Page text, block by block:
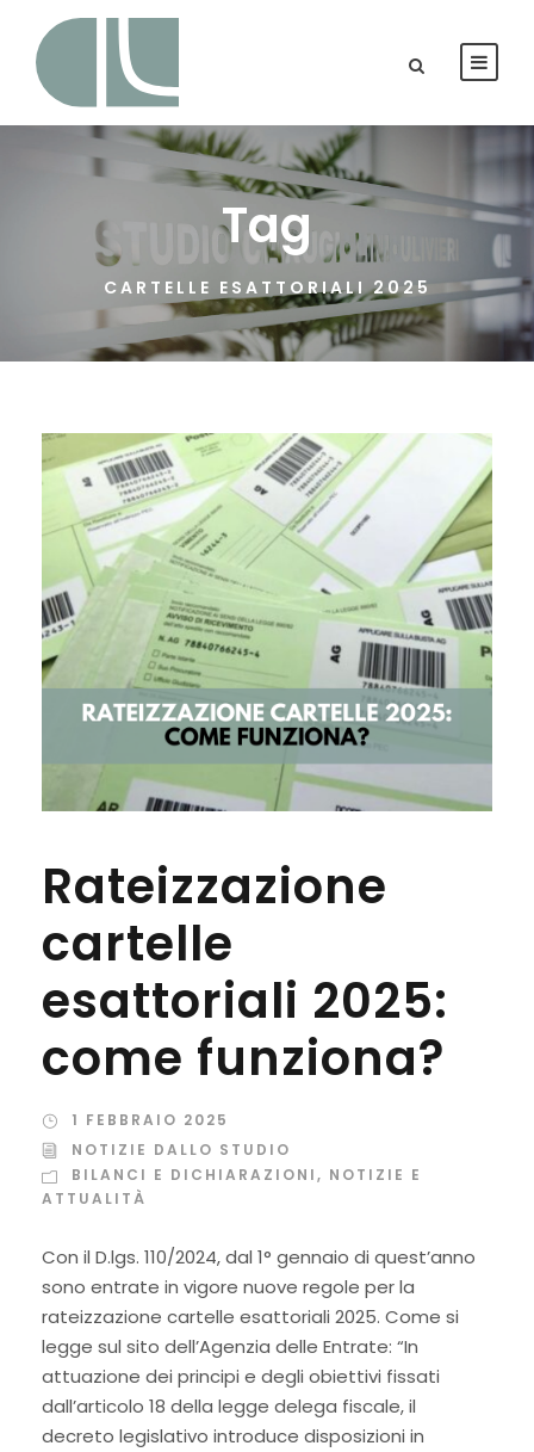
Tag
CARTELLE ESATTORIALI 2025
Rateizzazione
cartelle
esattoriali 2025:
come funziona?
1 FEBBRAIO 2025
NOTIZIE DALLO STUDIO
BILANCI E DICHIARAZIONI, NOTIZIE E
ATTUALITÀ
Con il D.lgs. 110/2024, dal 1° gennaio di quest’anno
sono entrate in vigore nuove regole per la
rateizzazione cartelle esattoriali 2025. Come si
legge sul sito dell’Agenzia delle Entrate: “In
attuazione dei principi e degli obiettivi fissati
dall’articolo 18 della legge delega fiscale, il
decreto legislativo introduce disposizioni in